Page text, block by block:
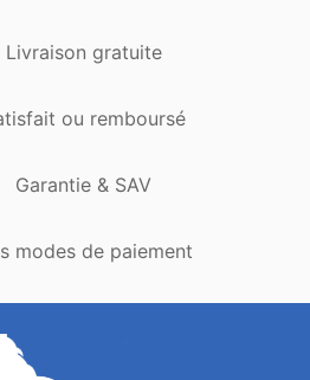
Livraison gratuite
ou remboursé
Garantie & SAV
modes de paiement